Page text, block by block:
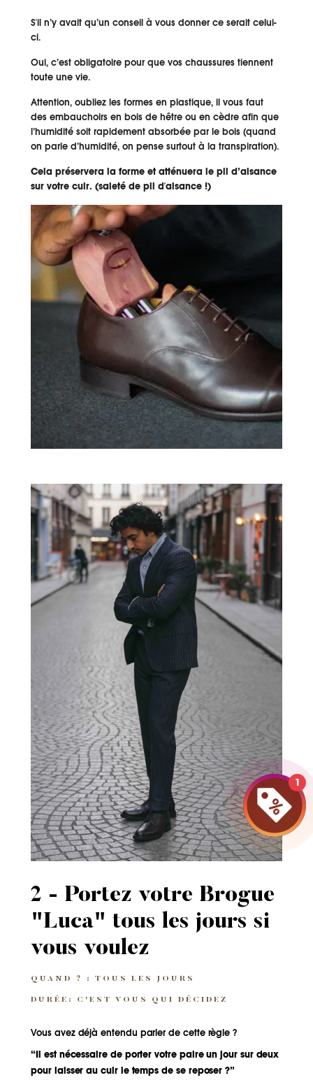
S'il n’y avait qu’un conseil à vous donner ce serait celui-
ci.
Oui, c’est obligatoire pour que vos chaussures tiennent
toute une vie.
Attention, oubliez les formes en plastique, il vous faut
des embauchoirs en bois de hêtre ou en cèdre afin que
l’humidité soit rapidement absorbée par le bois (quand
on parle d’humidité, on pense surtout à la transpiration).
Cela préservera la forme et atténuera le pli d’aisance
sur votre cuir. (saleté de pli d'aisance !)
2 - Portez votre Brogue
"Luca" tous les jours si
vous voulez
QUAND ? : TOUS LES JOURS
DURÉE: C'EST VOUS QUI DÉCIDEZ
Vous avez déjà entendu parler de cette règle ?
“Il est nécessaire de porter votre paire un jour sur deux
pour laisser au cuir le temps de se reposer ?”
1